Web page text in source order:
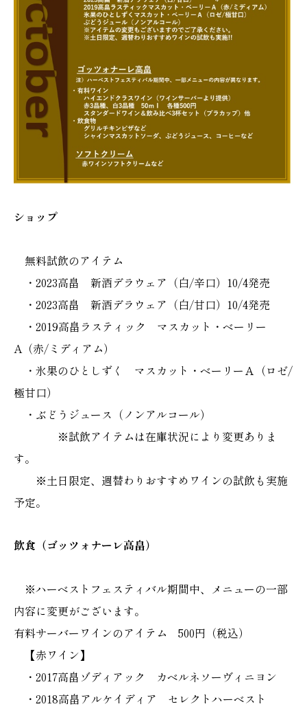
ショップ
無料試飲のアイテム
・2023高畠 新酒デラウェア（白/辛口）10/4発売
・2023高畠 新酒デラウェア（白/甘口）10/4発売
・2019高畠ラスティック マスカット・ベーリー
A（赤/ミディアム）
・氷果のひとしずく マスカット・ベーリーＡ（ロゼ/
極甘口）
・ぶどうジュース（ノンアルコール）
※試飲アイテムは在庫状況により変更ありま
す。
※土日限定、週替わりおすすめワインの試飲も実施
予定。
飲食（ゴッツォナーレ高畠）
※ハーベストフェスティバル期間中、メニューの一部
内容に変更がございます。
有料サーバーワインのアイテム 500円（税込）
【赤ワイン】
・2017高畠ゾディアック カベルネソーヴィニヨン
・2018高畠アルケイディア セレクトハーベスト